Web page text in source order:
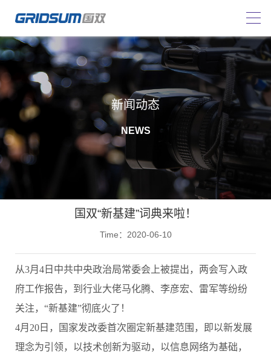
新闻动态
NEWS
国双“新基建”词典来啦！
Time：2020-06-10
从3月4日中共中央政治局常委会上被提出，两会写入政
府工作报告，到行业大佬马化腾、李彦宏、雷军等纷纷
关注，“新基建”彻底火了！
4月20日，国家发改委首次圈定新基建范围，即以新发展
理念为引领，以技术创新为驱动，以信息网络为基础，